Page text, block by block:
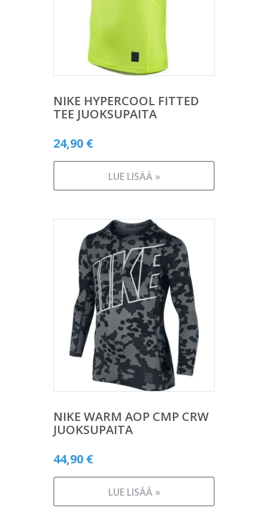
NIKE HYPERCOOL FITTED
TEE JUOKSUPAITA
24,90 €
LUE LISÄÄ »
NIKE WARM AOP CMP CRW
JUOKSUPAITA
44,90 €
LUE LISÄÄ »